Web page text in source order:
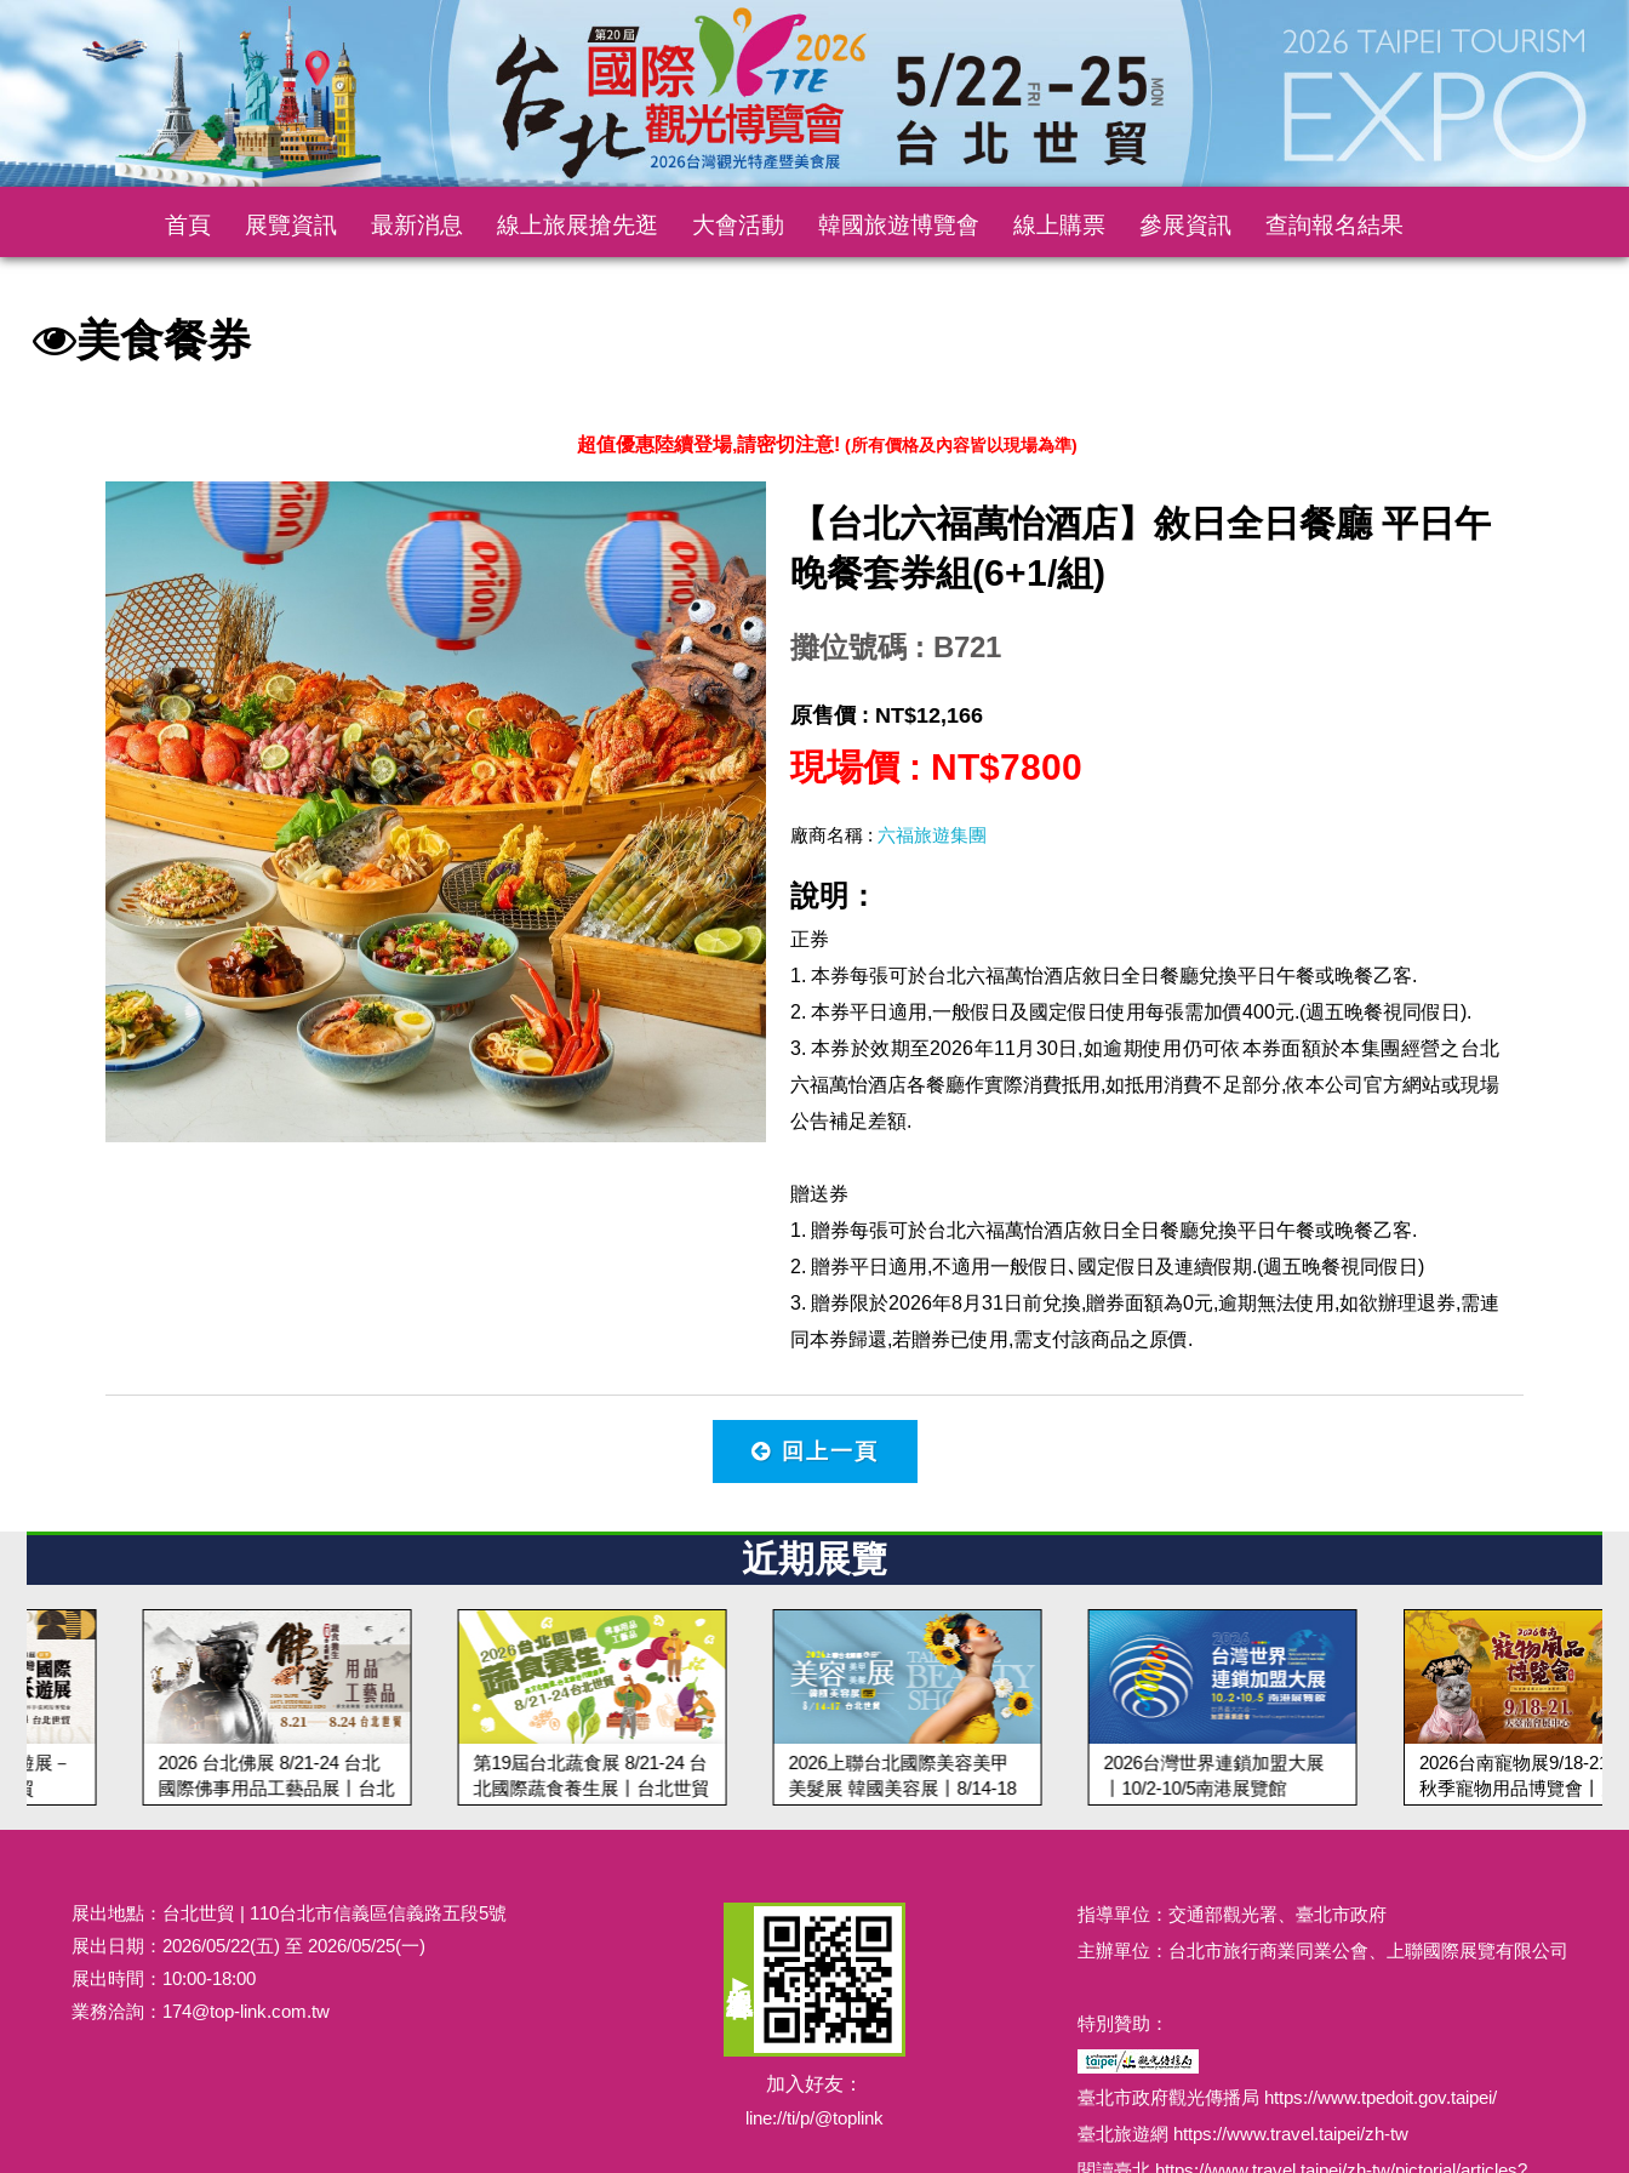
首頁 展覽資訊 最新消息 線上旅展搶先逛 大會活動 韓國旅遊博覽會 線上購票 參展資訊 查詢報名結果
美食餐券
超值優惠陸續登場,請密切注意! (所有價格及內容皆以現場為準)
【台北六福萬怡酒店】敘日全日餐廳 平日午
晚餐套券組(6+1/組)
攤位號碼 : B721
原售價 : NT$12,166
現場價 : NT$7800
廠商名稱 : 六福旅遊集團
說明：
正券
1. 本券每張可於台北六福萬怡酒店敘日全日餐廳兌換平日午餐或晚餐乙客.
2. 本券平日適用,一般假日及國定假日使用每張需加價400元.(週五晚餐視同假日).
3. 本券於效期至2026年11月30日,如逾期使用仍可依本券面額於本集團經營之台北
六福萬怡酒店各餐廳作實際消費抵用,如抵用消費不足部分,依本公司官方網站或現場
公告補足差額.
贈送券
1. 贈券每張可於台北六福萬怡酒店敘日全日餐廳兌換平日午餐或晚餐乙客.
2. 贈券平日適用,不適用一般假日､國定假日及連續假期.(週五晚餐視同假日)
3. 贈券限於2026年8月31日前兌換,贈券面額為0元,逾期無法使用,如欲辦理退券,需連
同本券歸還,若贈券已使用,需支付該商品之原價.
回上一頁
近期展覽
2026 台北佛展 8/21-24 台北
國際佛事用品工藝品展丨台北
第19屆台北蔬食展 8/21-24 台
北國際蔬食養生展丨台北世貿
2026上聯台北國際美容美甲
美髮展 韓國美容展丨8/14-18
2026台灣世界連鎖加盟大展
丨10/2-10/5南港展覽館
2026台南寵物展9/18-21台南
秋季寵物用品博覽會丨大臺南
展出地點：台北世貿 | 110台北市信義區信義路五段5號
展出日期：2026/05/22(五) 至 2026/05/25(一)
展出時間：10:00-18:00
業務洽詢： 174@top-link.com.tw
加入好友：
line://ti/p/@toplink
指導單位：交通部觀光署、臺北市政府
主辦單位：台北市旅行商業同業公會、上聯國際展覽有限公司
特別贊助：
臺北市政府觀光傳播局 https://www.tpedoit.gov.taipei/
臺北旅遊網 https://www.travel.taipei/zh-tw